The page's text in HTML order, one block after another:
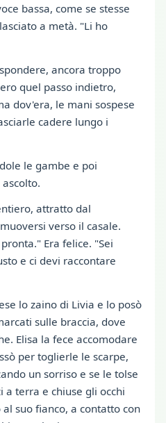
bassa, come se stesse
a metà. "Li ho
ancora troppo
quel passo indietro,
dov'era, le mani sospese
cadere lungo i
le gambe e poi
attratto dal
verso il casale.
Era felice. "Sei
e ci devi raccontare
lo zaino di Livia e lo posò
sulle braccia, dove
Elisa la fece accomodare
per toglierle le scarpe,
un sorriso e se le tolse
a terra e chiuse gli occhi
suo fianco, a contatto con